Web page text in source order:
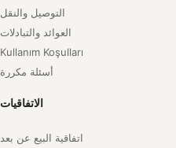
التوصيل والنقل
العوائد والتبادلات
Kullanım Koşulları
أسئلة مكررة
الاتفاقيات
اتفاقية البيع عن بعد